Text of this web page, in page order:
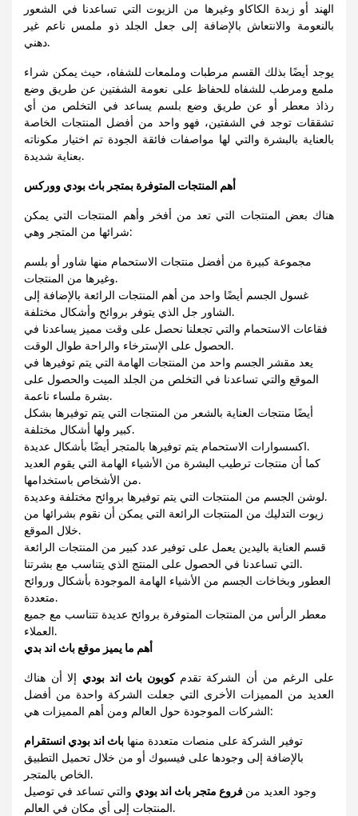
الهند أو زبدة الكاكاو وغيرها من الزيوت التي تساعدنا في الشعور
بالنعومة والانتعاش بالإضافة إلى جعل الجلد ذو ملمس ناعم غير
دهني.
يوجد أيضًا بذلك القسم مرطبات وملمعات للشفاه، حيث يمكن شراء
ملمع ومرطب للشفاه للحفاظ على نعومة الشفتين عن طريق وضع
رذاذ معطر أو عن طريق وضع بلسم يساعد في التخلص من أي
تشققات توجد في الشفتين، فهو واحد من أفضل المنتجات الخاصة
بالعناية بالبشرة والتي لها مواصفات فائقة الجودة تم اختيار مكوناته
بعناية شديدة.
أهم المنتجات المتوفرة بمتجر باث بودي ووركس
هناك بعض المنتجات التي تعد من أفخر وأهم المنتجات التي يمكن
شرائها من المتجر وهي:
مجموعة كبيرة من أفضل منتجات الاستحمام منها شاور أو بلسم
وغيرها من المنتجات.
غسول الجسم أيضًا واحد من أهم المنتجات الرائعة بالإضافة إلى
الشاور جل الذي يتوفر بروائح وأشكال مختلفة.
فقاعات الاستحمام والتي تجعلنا نحصل على وقت مميز يساعدنا في
الحصول على الإسترخاء والراحة طوال الوقت.
يعد مقشر الجسم واحد من المنتجات الهامة التي يتم توفيرها في
الموقع والتي تساعدنا في التخلص من الجلد الميت والحصول على
بشرة ملساء ناعمة.
أيضًا منتجات العناية بالشعر من المنتجات التي يتم توفيرها بشكل
كبير ولها أشكال مختلفة.
اكسسوارات الاستحمام يتم توفيرها بالمتجر أيضًا بأشكال عديدة.
كما أن منتجات ترطيب البشرة من الأشياء الهامة التي يقوم العديد
من الأشخاص باستخدامها.
لوشن الجسم من المنتجات التي يتم توفيرها بروائح مختلفة وعديدة.
زيوت التدليك من المنتجات الرائعة التي يمكن أن نقوم بشرائها من
خلال الموقع.
قسم العناية باليدين يعمل على توفير عدد كبير من المنتجات الرائعة
التي تساعدنا في الحصول على المنتج الذي يتناسب مع بشرتنا.
العطور وبخاخات الجسم من الأشياء الهامة الموجودة بأشكال وروائح
متعددة.
معطر الرأس من المنتجات المتوفرة بروائح عديدة تتناسب مع جميع
العملاء.
أهم ما يميز موقع باث اند بدي
على الرغم من أن الشركة تقدم كوبون باث اند بودي إلا أن هناك
العديد من المميزات الأخرى التي جعلت الشركة واحدة من أفضل
الشركات الموجودة حول العالم ومن أهم المميزات هي:
توفير الشركة على منصات متعددة منها باث اند بودي انستقرام
بالإضافة إلى وجودها على فيسبوك أو من خلال تحميل التطبيق
الخاص بالمتجر.
وجود العديد من فروع متجر باث اند بودي والتي تساعد في توصيل
المنتجات إلى أي مكان في العالم.